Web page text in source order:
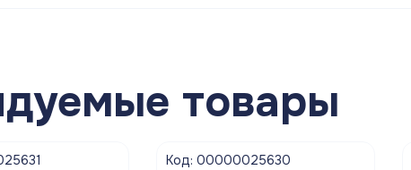
товары
Код: 00000025630